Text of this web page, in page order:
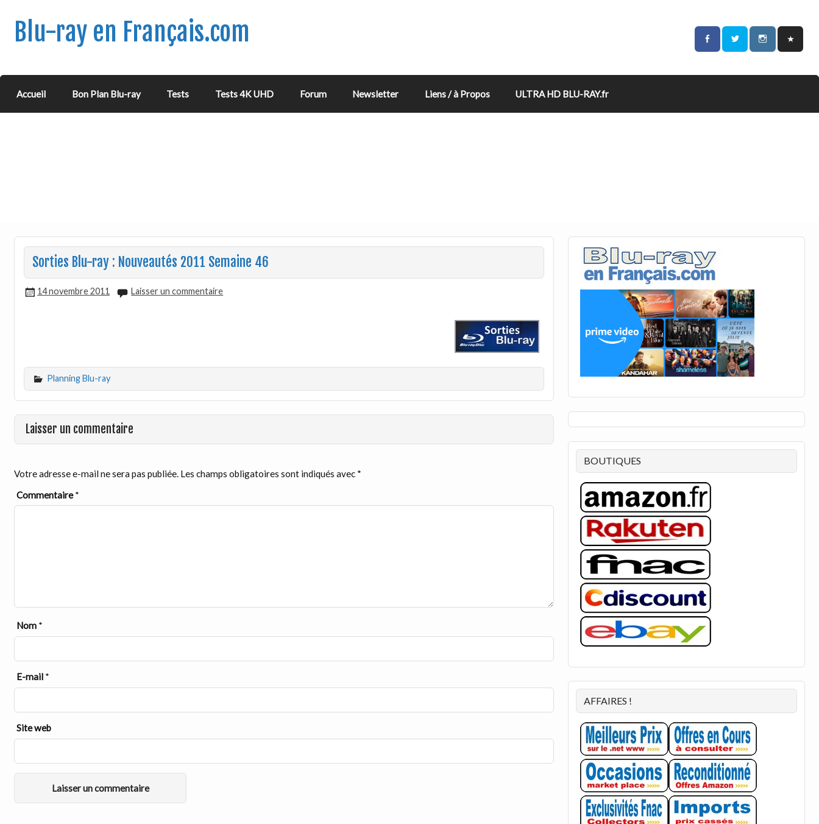
Blu-ray en Français.com
Accueil Bon Plan Blu-ray Tests Tests 4K UHD Forum Newsletter Liens / à Propos ULTRA HD BLU-RAY.fr
Sorties Blu-ray : Nouveautés 2011 Semaine 46
14 novembre 2011 Laisser un commentaire
Planning Blu-ray
Laisser un commentaire
Votre adresse e-mail ne sera pas publiée. Les champs obligatoires sont indiqués avec *
Commentaire*
Nom *
E-mail *
Site web
BOUTIQUES
AFFAIRES !